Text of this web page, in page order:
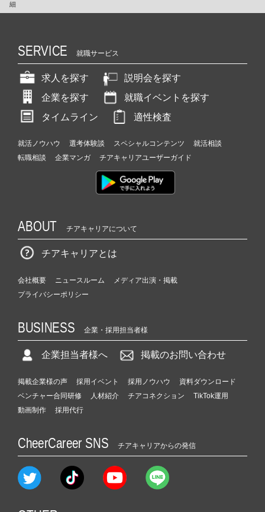
細
SERVICE 就職サービス
求人を探す
説明会を探す
企業を探す
就職イベントを探す
タイムライン
適性検査
就活ノウハウ 選考体験談 スペシャルコンテンツ
就活相談
転職相談
企業マンガ チアキャリアユーザーガイド
ABOUT チアキャリアについて
チアキャリアとは
会社概要 ニュースルーム
メディア出演・掲載
プライバシーポリシー
BUSINESS 企業・採用担当者様
企業担当者様へ 掲載のお問い合わせ
掲載企業様の声 採用イベント 採用ノウハウ
資料ダウンロード
ベンチャー合同研修
人材紹介 チアコネクション
TikTok運用
動画制作
採用代行
CheerCareer SNS チアキャリアからの発信